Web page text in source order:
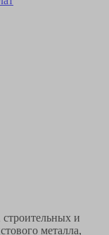
строительных и
металла,